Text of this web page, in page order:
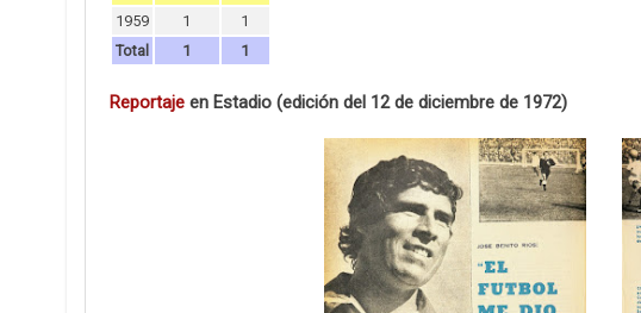
1959
1
1
Total
1 1
Reportajeen Estadio (edición del 12 de diciembre de 1972)